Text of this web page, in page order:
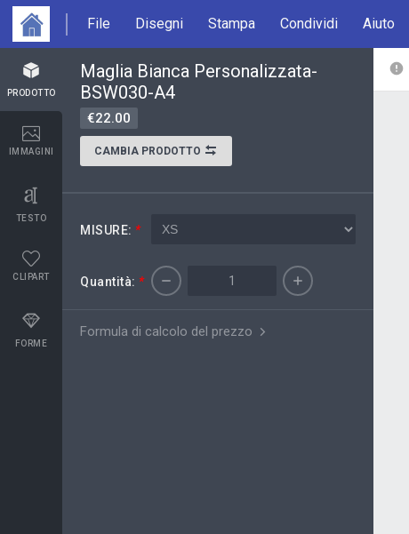
File Disegni Stampa Condividi Aiuto
PRODOTTO
IMMAGINI
TESTO
CLIPART
FORME
Maglia Bianca Personalizzata-
BSW030-A4
€22.00
CAMBIA PRODOTTO
MISURE: *
Quantità: *
Formula di calcolo del prezzo